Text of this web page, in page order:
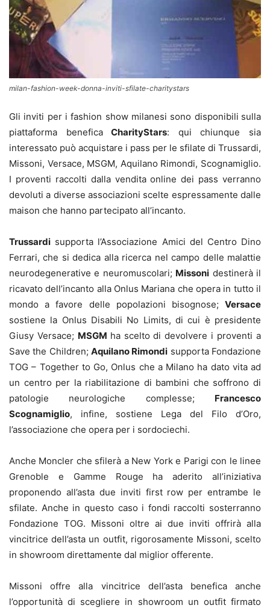
milan-fashion-week-donna-inviti-sfilate-charitystars
Gli inviti per i fashion show milanesi sono disponibili sulla
piattaforma beneficaCharityStars: qui chiunque sia
interessato può acquistare i pass per le sfilate di Trussardi,
Missoni, Versace, MSGM, Aquilano Rimondi, Scognamiglio.
I proventi raccolti dalla vendita online dei pass verranno
devoluti a diverse associazioni scelte espressamente dalle
maison che hanno partecipato all’incanto.
Trussardi supporta l’Associazione Amici del Centro Dino
Ferrari, che si dedica alla ricerca nel campo delle malattie
neurodegenerative e neuromuscolari; Missoni destinerà il
ricavato dell’incanto alla Onlus Mariana che opera in tutto il
mondo a favore delle popolazioni bisognose; Versace
sostiene la Onlus Disabili No Limits, di cui è presidente
Giusy Versace; MSGM ha scelto di devolvere i proventi a
Save the Children; Aquilano Rimondi supporta Fondazione
TOG – Together to Go, Onlus che a Milano ha dato vita ad
un centro per la riabilitazione di bambini che soffrono di
patologie neurologiche complesse; Francesco
Scognamiglio, infine, sostiene Lega del Filo d’Oro,
l’associazione che opera per i sordociechi.
Anche Moncler che sfilerà a New York e Parigi con le linee
Grenoble e Gamme Rouge ha aderito all’iniziativa
proponendo all’asta due inviti first row per entrambe le
sfilate. Anche in questo caso i fondi raccolti sosterranno
Fondazione TOG. Missoni oltre ai due inviti offrirà alla
vincitrice dell’asta un outfit, rigorosamente Missoni, scelto
in showroom direttamente dal miglior offerente.
Missoni offre alla vincitrice dell’asta benefica anche
l’opportunità di scegliere in showroom un outfit firmato